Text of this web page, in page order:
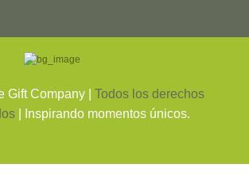
Gift Company | Todos los derechos
| Inspirando momentos únicos.